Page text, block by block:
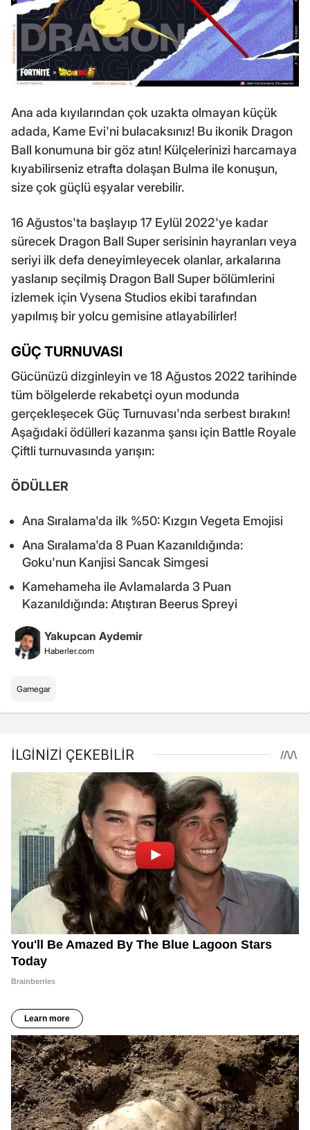
Ana ada kıyılarından çok uzakta olmayan küçük
adada, Kame Evi'ni bulacaksınız! Bu ikonik Dragon
Ball konumuna bir göz atın! Külçelerinizi harcamaya
kıyabilirseniz etrafta dolaşan Bulma ile konuşun,
size çok güçlü eşyalar verebilir.
16 Ağustos'ta başlayıp 17 Eylül 2022'ye kadar
sürecek Dragon Ball Super serisinin hayranları veya
seriyi ilk defa deneyimleyecek olanlar, arkalarına
yaslanıp seçilmiş Dragon Ball Super bölümlerini
izlemek için Vysena Studios ekibi tarafından
yapılmış bir yolcu gemisine atlayabilirler!
GÜÇ TURNUVASI
Gücünüzü dizginleyin ve 18 Ağustos 2022 tarihinde
tüm bölgelerde rekabetçi oyun modunda
gerçekleşecek Güç Turnuvası'nda serbest bırakın!
Aşağıdaki ödülleri kazanma şansı için Battle Royale
Çiftli turnuvasında yarışın:
ÖDÜLLER
Ana Sıralama'da ilk %50: Kızgın Vegeta Emojisi
Ana Sıralama'da 8 Puan Kazanıldığında:
Goku'nun Kanjisi Sancak Simgesi
Kamehameha ile Avlamalarda 3 Puan
Kazanıldığında: Atıştıran Beerus Spreyi
Yakupcan Aydemir
Haberler.com
Gamegar